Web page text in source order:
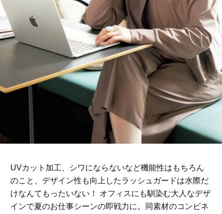
UVカット加工、シワにならないなど機能性はもちろん
のこと、デザイン性も向上したラッシュガードは水際だ
けなんてもったいない！ オフィスにも馴染む大人なデザ
インで夏のお仕事シーンの即戦力に。同素材のコンビネ